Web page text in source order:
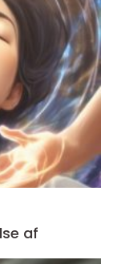
af